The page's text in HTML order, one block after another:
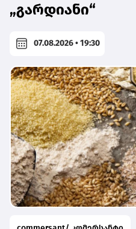
„გარდიანი“
07.08.2026 • 19:30